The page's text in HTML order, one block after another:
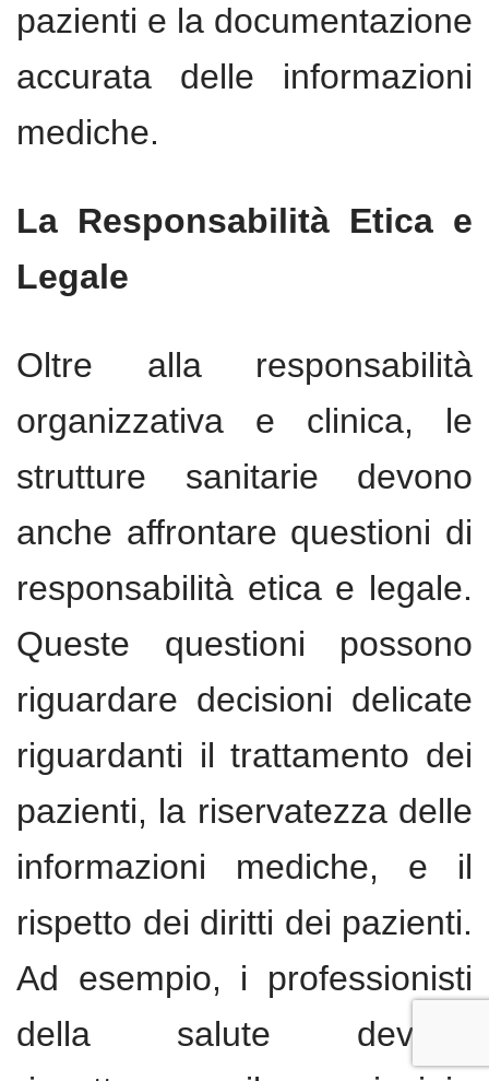
pazienti e la documentazione
accurata delle informazioni
mediche.
La Responsabilità Etica e
Legale
Oltre alla responsabilità
organizzativa e clinica, le
strutture sanitarie devono
anche affrontare questioni di
responsabilità etica e legale.
Queste questioni possono
riguardare decisioni delicate
riguardanti il trattamento dei
pazienti, la riservatezza delle
informazioni mediche, e il
rispetto dei diritti dei pazienti.
Ad esempio, i professionisti
della salute devono